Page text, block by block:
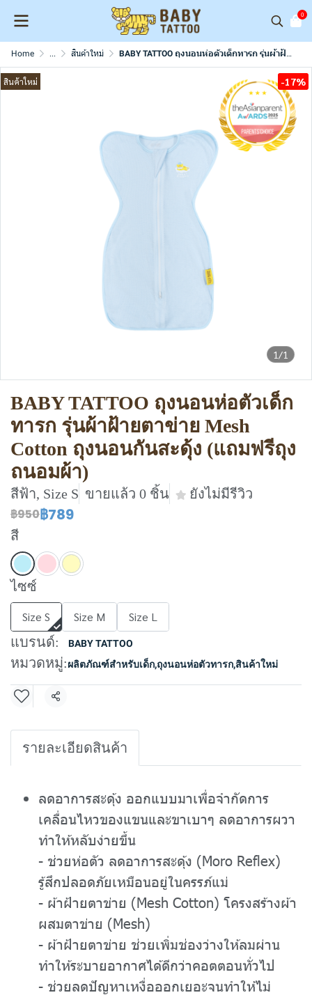
0
Home ... สินค้าใหม่ BABY TATTOO ถุงนอนห่อตัวเด็กทารก รุ่นผ้าฝ้ายตาข่าย Mesh Cotton ถุงนอนกันสะดุ้ง (แถมฟรีถุงถนอมผ้า)
1/1
สินค้าใหม่ -17%
BABY TATTOO ถุงนอนห่อตัวเด็ก
ทารก รุ่นผ้าฝ้ายตาข่าย Mesh
Cotton ถุงนอนกันสะดุ้ง (แถมฟรีถุง
ถนอมผ้า)
สีฟ้า, Size S ขายแล้ว 0 ชิ้น ยังไม่มีรีวิว
฿950฿789
สี
ไซซ์
Size S Size M Size L
แบรนด์: BABY TATTOO
หมวดหมู่:ผลิตภัณฑ์สำหรับเด็ก,ถุงนอนห่อตัวทารก,สินค้าใหม่
แชร์
รายละเอียดสินค้า
ลดอาการสะดุ้ง ออกแบบมาเพื่อจำกัดการ
เคลื่อนไหวของแขนและขาเบาๆ ลดอาการผวา
ทำให้หลับง่ายขึ้น
- ช่วยห่อตัว ลดอาการสะดุ้ง (Moro Reflex)
รู้สึกปลอดภัยเหมือนอยู่ในครรภ์แม่
- ผ้าฝ้ายตาข่าย (Mesh Cotton) โครงสร้างผ้า
ผสมตาข่าย (Mesh)
- ผ้าฝ้ายตาข่าย ช่วยเพิ่มช่องว่างให้ลมผ่าน
ทำให้ระบายอากาศได้ดีกว่าคอตตอนทั่วไป
- ช่วยลดปัญหาเหงื่อออกเยอะจนทำให้ไม่